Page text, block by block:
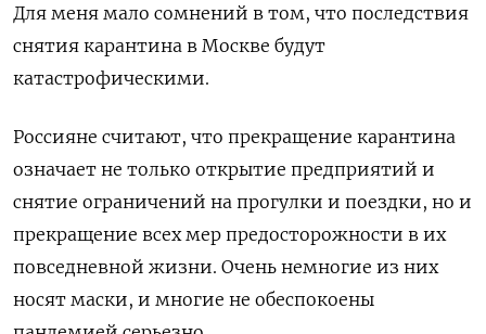
Для меня мало сомнений в том, что последствия
снятия карантина в Москве будут
катастрофическими.
Россияне считают, что прекращение карантина
означает не только открытие предприятий и
снятие ограничений на прогулки и поездки, но и
прекращение всех мер предосторожности в их
повседневной жизни. Очень немногие из них
носят маски, и многие не обеспокоены